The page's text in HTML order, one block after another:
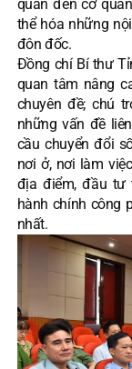
quan đến cơ
thể hóa những
đôn đốc.
Đồng chí Bí thư
quan tâm nâng
chuyên đề; chú
những vấn đề
cầu chuyển đổi
nơi ở, nơi làm
địa điểm, đầu tư
hành chính công
nhất.